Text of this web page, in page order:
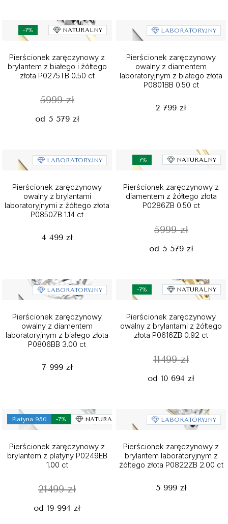
-7% NATURALNY
Pierścionek zaręczynowy z
brylantem z białego i żółtego
złota P0275TB 0.50 ct
5999 zł
od 5 579 zł
LABORATORYJNY
Pierścionek zaręczynowy
owalny z diamentem
laboratoryjnym z białego złota
P0801BB 0.50 ct
2 799 zł
LABORATORYJNY
Pierścionek zaręczynowy
owalny z brylantami
laboratoryjnymi z żółtego złota
P0850ZB 1.14 ct
4 499 zł
-7% NATURALNY
Pierścionek zaręczynowy z
diamentem z żółtego złota
P0286ZB 0.50 ct
5999 zł
od 5 579 zł
LABORATORYJNY
Pierścionek zaręczynowy
owalny z diamentem
laboratoryjnym z białego złota
P0806BB 3.00 ct
7 999 zł
-7% NATURALNY
Pierścionek zaręczynowy
owalny z brylantami z żółtego
złota P0616ZB 0.92 ct
11499 zł
od 10 694 zł
Platyna 950 -7% NATURALNY
Pierścionek zaręczynowy z
brylantem z platyny P0249EB
1.00 ct
21499 zł
od 19 994 zł
LABORATORYJNY
Pierścionek zaręczynowy z
brylantem laboratoryjnym z
żółtego złota P0822ZB 2.00 ct
5 999 zł